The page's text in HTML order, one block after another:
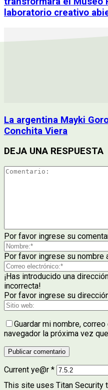
laboratorio creativo
La argentina Mayki
Conchita Viera
DEJA UNA RESPUESTA
Por favor ingrese su
Por favor ingrese su nombre
¡Has introducido una
incorrecta!
Por favor ingrese su
Guardar mi nombre,
navegador la próxima vez
Current ye@r *
This site uses Titan Security